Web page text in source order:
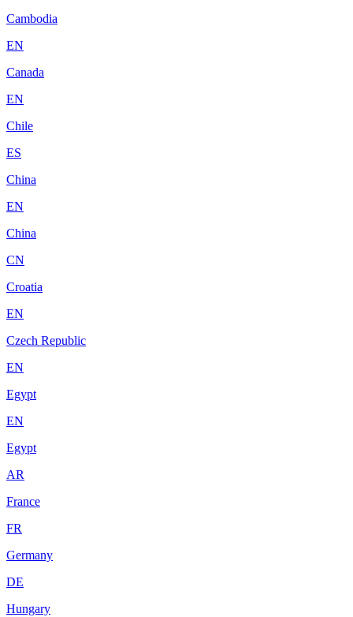
Cambodia
EN
Canada
EN
Chile
ES
China
EN
China
CN
Croatia
EN
Czech Republic
EN
Egypt
EN
Egypt
AR
France
FR
Germany
DE
Hungary